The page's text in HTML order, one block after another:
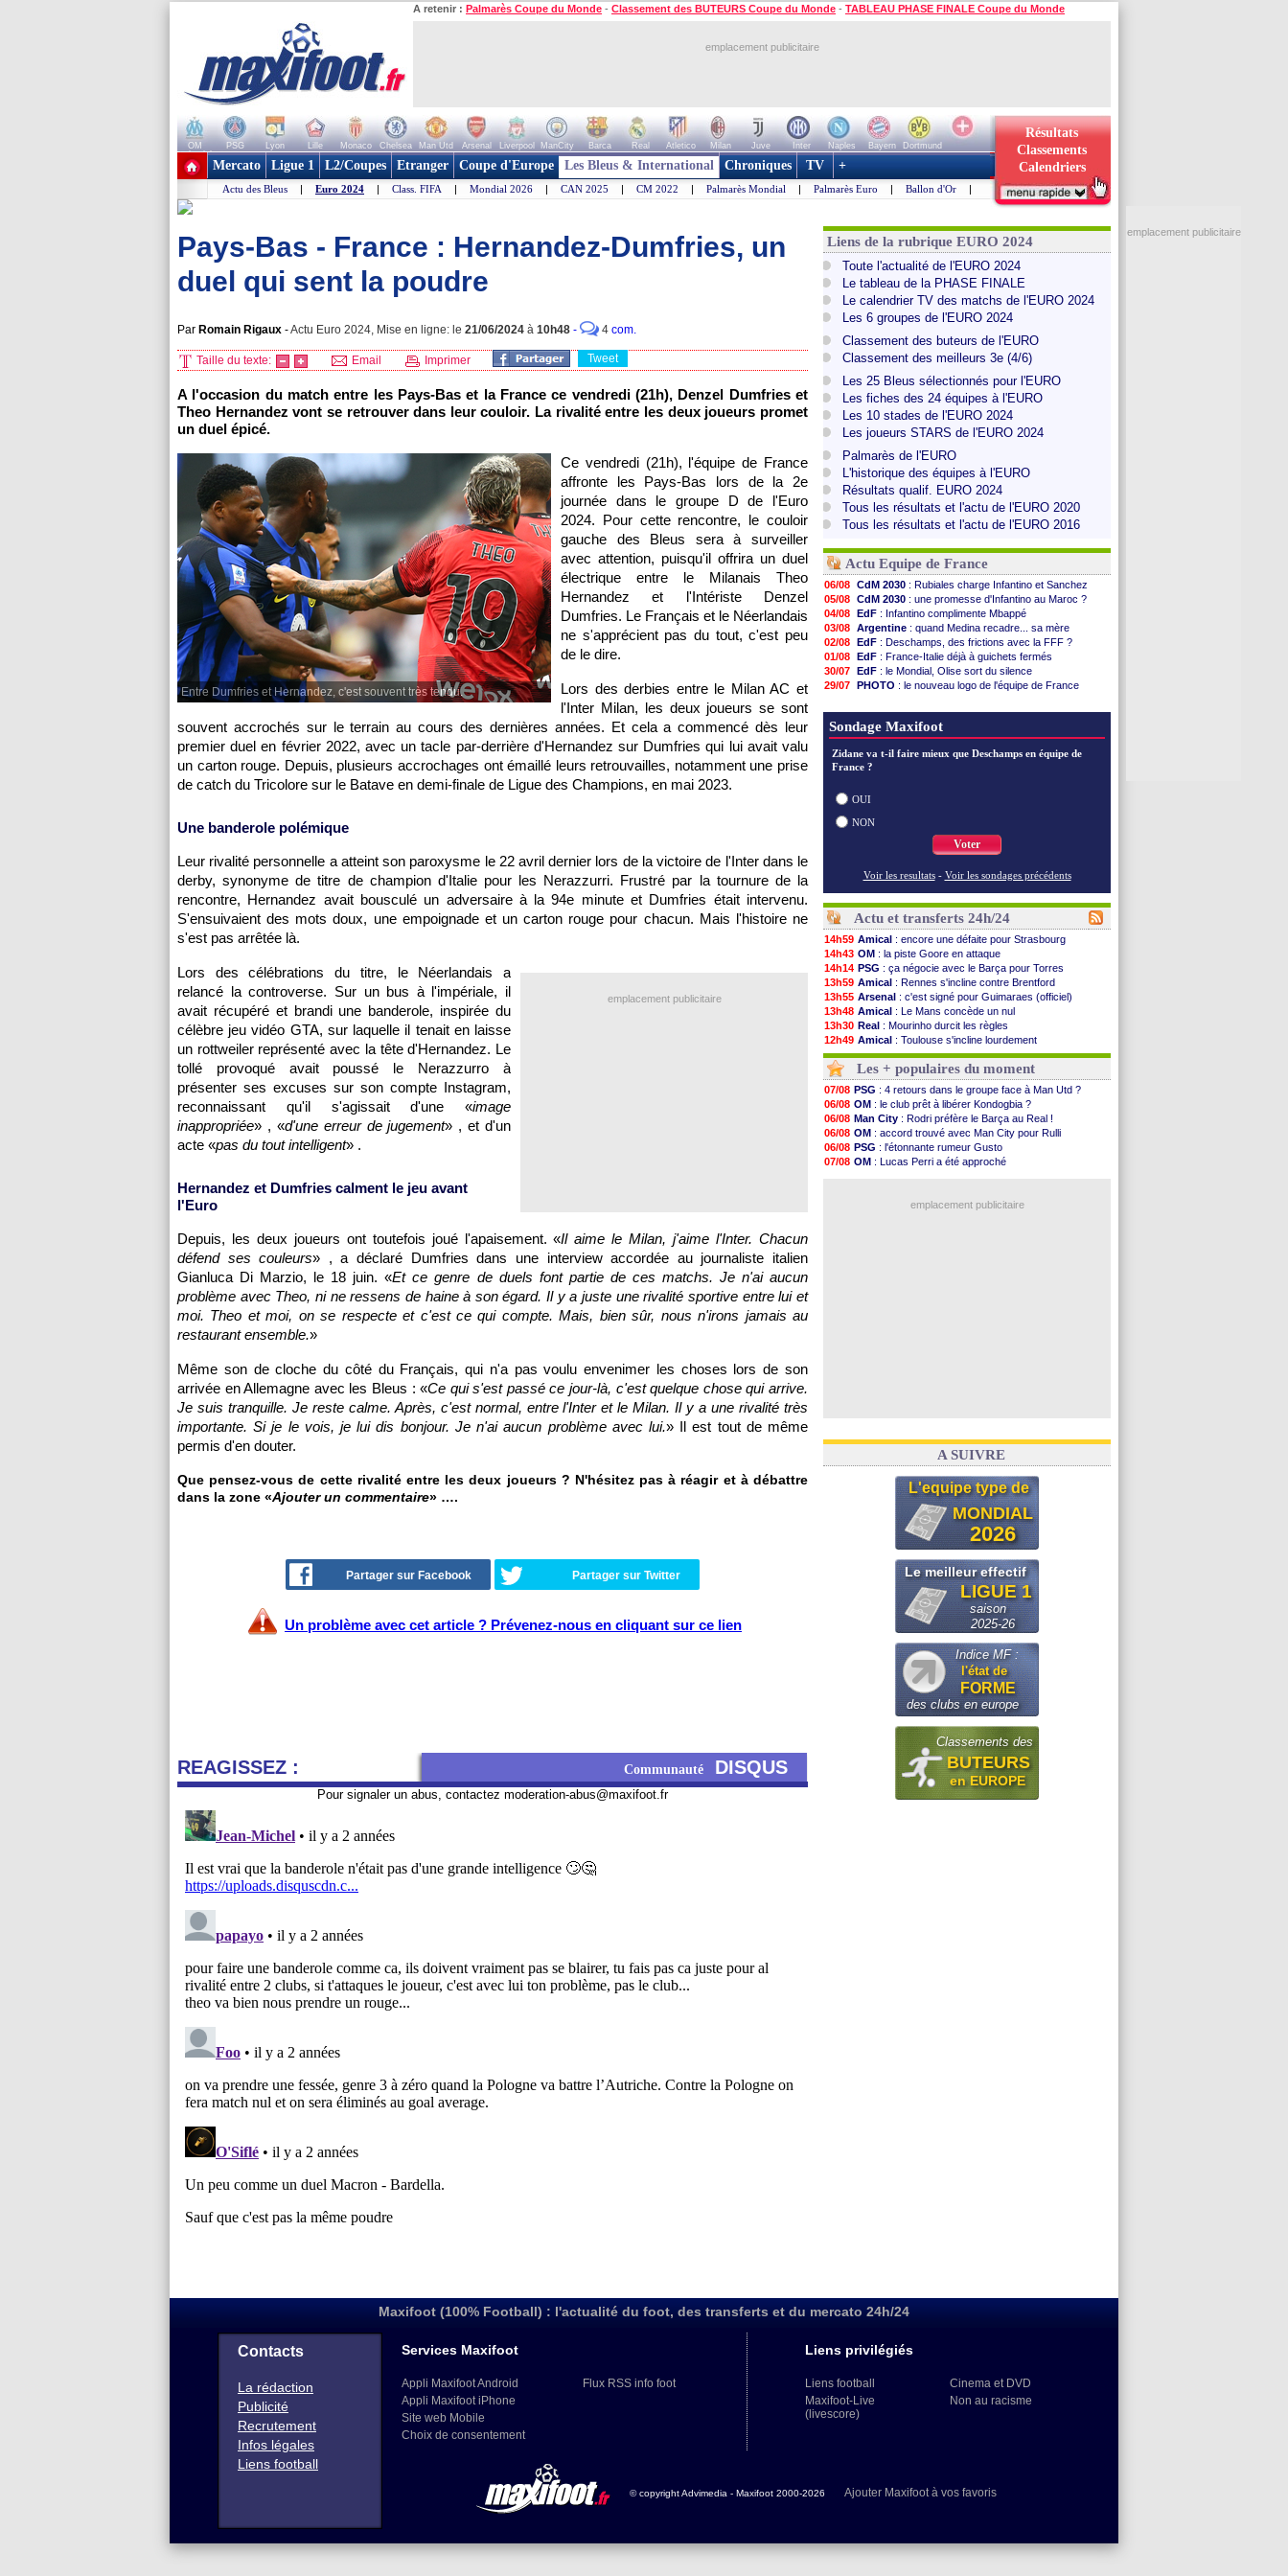
A retenir : Palmarès Coupe du Monde - Classement des BUTEURS Coupe du Monde - TABLEAU PHASE FINALE Coupe du Monde
emplacement publicitaire
OM PSG Lyon Lille Monaco Chelsea Man Utd Arsenal Liverpool ManCity Barca Real Atletico Milan Juve Inter Naples Bayern
Dortmund
+ de clubs
Résultats
Classements
Calendriers
Mercato Ligue 1 L2/Coupes Etranger Coupe d'Europe Les Bleus & International Chroniques TV +
Actu des Bleus | Euro 2024 | Class. FIFA | Mondial 2026 | CAN 2025 | CM 2022 | Palmarès Mondial | Palmarès Euro | Ballon d'Or |
Pays-Bas - France : Hernandez-Dumfries, un
duel qui sent la poudre
Par Romain Rigaux -Actu Euro 2024, Mise en ligne: le 21/06/2024 à 10h48 - 4 com.
Taille du texte: Email Imprimer Tweet
A l'occasion du match entre les Pays-Bas et la France ce vendredi (21h), Denzel Dumfries et
Theo Hernandez vont se retrouver dans leur couloir. La rivalité entre les deux joueurs promet
un duel épicé.
Entre Dumfries et Hernandez, c'est souvent très tendu.
Ce vendredi (21h), l'équipe de France
affronte les Pays-Bas lors de la 2e
journée dans le groupe D de l'Euro
2024. Pour cette rencontre, le couloir
gauche des Bleus sera à surveiller
avec attention, puisqu'il offrira un duel
électrique entre le Milanais Theo
Hernandez et l'Intériste Denzel
Dumfries. Le Français et le Néerlandais
ne s'apprécient pas du tout, c'est peu
de le dire.
Lors des derbies entre le Milan AC et
l'Inter Milan, les deux joueurs se sont
souvent accrochés sur le terrain au cours des dernières années. Et cela a commencé dès leur
premier duel en février 2022, avec un tacle par-derrière d'Hernandez sur Dumfries qui lui avait valu
un carton rouge. Depuis, plusieurs accrochages ont émaillé leurs retrouvailles, notamment une prise
de catch du Tricolore sur le Batave en demi-finale de Ligue des Champions, en mai 2023.
Une banderole polémique
Leur rivalité personnelle a atteint son paroxysme le 22 avril dernier lors de la victoire de l'Inter dans le
derby, synonyme de titre de champion d'Italie pour les Nerazzurri. Frustré par la tournure de la
rencontre, Hernandez avait bousculé un adversaire à la 94e minute et Dumfries était intervenu.
S'ensuivaient des mots doux, une empoignade et un carton rouge pour chacun. Mais l'histoire ne
s'est pas arrêtée là.
emplacement publicitaire
Lors des célébrations du titre, le Néerlandais a
relancé la controverse. Sur un bus à l'impériale, il
avait récupéré et brandi une banderole, inspirée du
célèbre jeu vidéo GTA, sur laquelle il tenait en laisse
un rottweiler représenté avec la tête d'Hernandez. Le
tollé provoqué avait poussé le Nerazzurro à
présenter ses excuses sur son compte Instagram,
reconnaissant qu'il s'agissait d'une «image
inappropriée» , «d'une erreur de jugement» , et d'un
acte «pas du tout intelligent» .
Hernandez et Dumfries calment le jeu avant
l'Euro
Depuis, les deux joueurs ont toutefois joué l'apaisement. «Il aime le Milan, j'aime l'Inter. Chacun
défend ses couleurs» , a déclaré Dumfries dans une interview accordée au journaliste italien
Gianluca Di Marzio, le 18 juin. «Et ce genre de duels font partie de ces matchs. Je n'ai aucun
problème avec Theo, ni ne ressens de haine à son égard. Il y a juste une rivalité sportive entre lui et
moi. Theo et moi, on se respecte et c'est ce qui compte. Mais, bien sûr, nous n'irons jamais au
restaurant ensemble.»
Même son de cloche du côté du Français, qui n'a pas voulu envenimer les choses lors de son
arrivée en Allemagne avec les Bleus : «Ce qui s'est passé ce jour-là, c'est quelque chose qui arrive.
Je suis tranquille. Je reste calme. Après, c'est normal, entre l'Inter et le Milan. Il y a une rivalité très
importante. Si je le vois, je lui dis bonjour. Je n'ai aucun problème avec lui.» Il est tout de même
permis d'en douter.
Que pensez-vous de cette rivalité entre les deux joueurs ? N'hésitez pas à réagir et à débattre
dans la zone «Ajouter un commentaire» ….
Partager sur Facebook Partager sur Twitter
Un problème avec cet article ? Prévenez-nous en cliquant sur ce lien
REAGISSEZ : Communauté DISQUS
Pour signaler un abus, contactez moderation-abus@maxifoot.fr
Liens de la rubrique EURO 2024
Toute l'actualité de l'EURO 2024
Le tableau de la PHASE FINALE
Le calendrier TV des matchs de l'EURO 2024
Les 6 groupes de l'EURO 2024
Classement des buteurs de l'EURO
Classement des meilleurs 3e (4/6)
Les 25 Bleus sélectionnés pour l'EURO
Les fiches des 24 équipes à l'EURO
Les 10 stades de l'EURO 2024
Les joueurs STARS de l'EURO 2024
Palmarès de l'EURO
L'historique des équipes à l'EURO
Résultats qualif. EURO 2024
Tous les résultats et l'actu de l'EURO 2020
Tous les résultats et l'actu de l'EURO 2016
Actu Equipe de France
06/08 CdM 2030 : Rubiales charge Infantino et Sanchez
05/08 CdM 2030 : une promesse d'Infantino au Maroc ?
04/08 EdF : Infantino complimente Mbappé
03/08 Argentine : quand Medina recadre... sa mère
02/08 EdF : Deschamps, des frictions avec la FFF ?
01/08 EdF : France-Italie déjà à guichets fermés
30/07 EdF : le Mondial, Olise sort du silence
29/07 PHOTO : le nouveau logo de l'équipe de France
29/07 EdF: Zidane et l'argent, les mots de Diallo
29/07 EdF: Zidane pense déjà à un retour de Mendy
28/07 EdF: le message de Mbappé à Zidane
28/07 EdF: les mots de Genesio pour Zidane
28/07 VIDEO
Sondage Maxifoot
Zidane va t-il faire mieux que Deschamps en équipe de
France ?
OUI
NON
Voter
Voir les resultats - Voir les sondages précédents
Actu et transferts 24h/24
14h59 Amical : encore une défaite pour Strasbourg
14h43 OM : la piste Goore en attaque
14h14 PSG : ça négocie avec le Barça pour Torres
13h59 Amical : Rennes s'incline contre Brentford
13h55 Arsenal : c'est signé pour Guimaraes (officiel)
13h48 Amical : Le Mans concède un nul
13h30 Real : Mourinho durcit les règles
12h49 Amical : Toulouse s'incline lourdement
12h22 OM: Benatia et la "médiocrité" dans le club
12h00
Newcastle: Guimarães, le club se défend
11h46 L2: la 1ère journée à suivre en DIRECT !
11h20
PSG : une deuxième offre pour Suzuki
10h49
PSG: le groupe pour le match face à Man Utd
10h32
OM : le jour où tout a basculé pour Benatia
10h10
Heracles: Reine-Adélaïde, le sort s'acharne...
09h49
Monaco: Mawissa a gravement blessé Uche
09h35
OM : accord avec la Real Sociedad pour Aguerd
: le groupe pour défier le PSG
Les + populaires du moment
07/08 PSG : 4 retours dans le groupe face à Man Utd ?
06/08 OM : le club prêt à libérer Kondogbia ?
06/08 Man City : Rodri préfère le Barça au Real !
06/08 OM : accord trouvé avec Man City pour Rulli
06/08 PSG : l'étonnante rumeur Gusto
07/08 OM : Lucas Perri a été approché
emplacement publicitaire
A SUIVRE
L'equipe type de
MONDIAL
2026
Le meilleur effectif
LIGUE 1
saison
2025-26
Indice MF :
l'état de
FORME
des clubs en europe
Classements des
BUTEURS
en EUROPE
emplacement publicitaire
Maxifoot (100% Football) : l'actualité du foot, des transferts et du mercato 24h/24
Contacts
La rédaction
Publicité
Recrutement
Infos légales
Liens football
Services Maxifoot
Appli Maxifoot Android
Appli Maxifoot iPhone
Site web Mobile
Choix de consentement
Flux RSS info foot
Liens privilégiés
Liens football
Maxifoot-Live
(livescore)
Cinema et DVD
Non au racisme
© copyright Advimedia - Maxifoot 2000-2026 Ajouter Maxifoot à vos favoris